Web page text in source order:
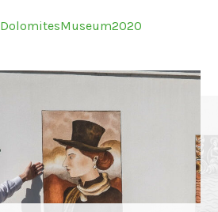
DolomitesMuseum2020